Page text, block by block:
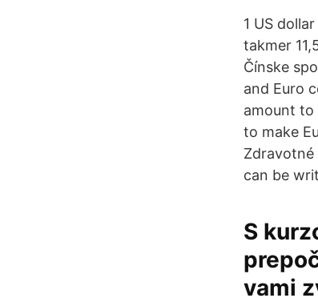
1 US
takmer
Čínske
and Euro
amount to
to make
Zdravotné
can be
S
vami